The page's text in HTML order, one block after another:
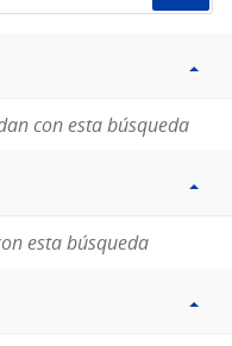
con esta búsqueda
esta búsqueda